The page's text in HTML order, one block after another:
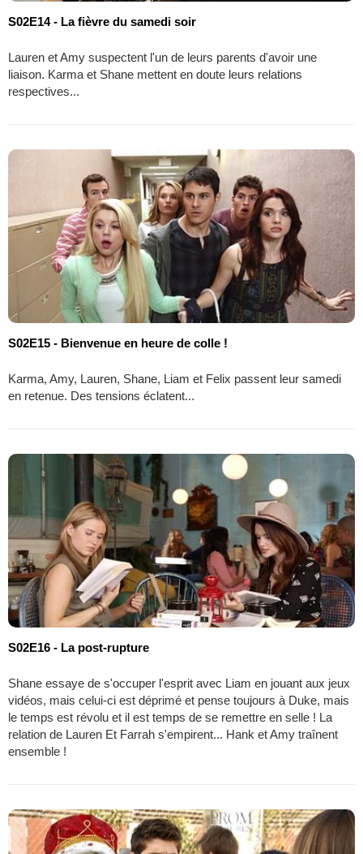
S02E14 - La fièvre du samedi soir
Lauren et Amy suspectent l'un de leurs parents d'avoir une
liaison. Karma et Shane mettent en doute leurs relations
respectives...
S02E15 - Bienvenue en heure de colle !
Karma, Amy, Lauren, Shane, Liam et Felix passent leur samedi
en retenue. Des tensions éclatent...
S02E16 - La post-rupture
Shane essaye de s'occuper l'esprit avec Liam en jouant aux jeux
vidéos, mais celui-ci est déprimé et pense toujours à Duke, mais
le temps est révolu et il est temps de se remettre en selle ! La
relation de Lauren Et Farrah s'empirent... Hank et Amy traînent
ensemble !